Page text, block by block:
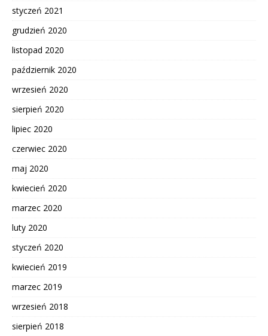
styczeń 2021
grudzień 2020
listopad 2020
październik 2020
wrzesień 2020
sierpień 2020
lipiec 2020
czerwiec 2020
maj 2020
kwiecień 2020
marzec 2020
luty 2020
styczeń 2020
kwiecień 2019
marzec 2019
wrzesień 2018
sierpień 2018